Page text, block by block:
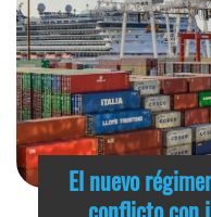
El nuevo